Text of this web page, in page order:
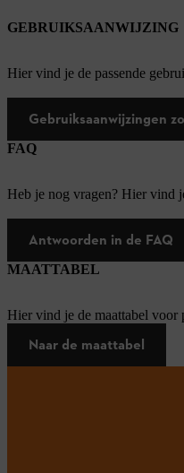
GEBRUIKSAANWIJZING
Hier vind je de passende
Gebruiksaanwijzingen
FAQ
Heb je nog vragen? Hier vind
Antwoorden in de FAQ
MAATTABEL
Hier vind je de maattabel voor
Naar de maattabel